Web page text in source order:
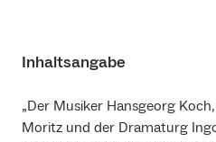
Inhaltsangabe
„Der Musiker Hansgeorg
Moritz und der Dramaturg